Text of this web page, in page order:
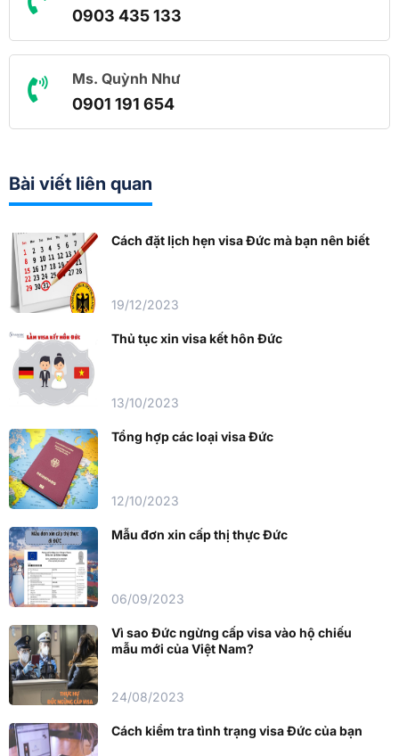
0903 435 133
Ms. Quỳnh Như
0901 191 654
Bài viết liên quan
Cách đặt lịch hẹn visa Đức mà bạn nên biết
19/12/2023
Thủ tục xin visa kết hôn Đức
13/10/2023
Tổng hợp các loại visa Đức
12/10/2023
Mẫu đơn xin cấp thị thực Đức
06/09/2023
Vì sao Đức ngừng cấp visa vào hộ chiếu
mẫu mới của Việt Nam?
24/08/2023
Cách kiểm tra tình trạng visa Đức của bạn